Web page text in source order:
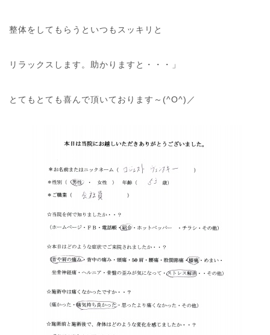
整体をしてもらうといつもスッキリと
リラックスします。助かりますと・・・」
とてもとても喜んで頂いております～(^O^)／